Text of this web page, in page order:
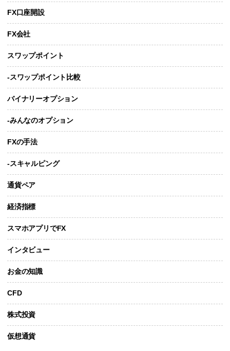
FX口座開設
FX会社
スワップポイント
-スワップポイント比較
バイナリーオプション
-みんなのオプション
FXの手法
-スキャルピング
通貨ペア
経済指標
スマホアプリでFX
インタビュー
お金の知識
CFD
株式投資
仮想通貨